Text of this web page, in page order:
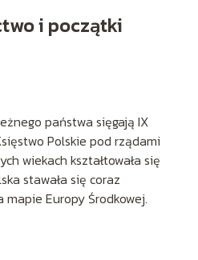
i początki
państwa sięgają IX
Polskie pod rządami
wiekach kształtowała się
stawała się coraz
Europy Środkowej.